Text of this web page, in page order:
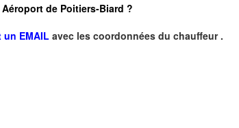
de Poitiers-Biard ?
un EMAIL avec les coordonnées du chauffeur .